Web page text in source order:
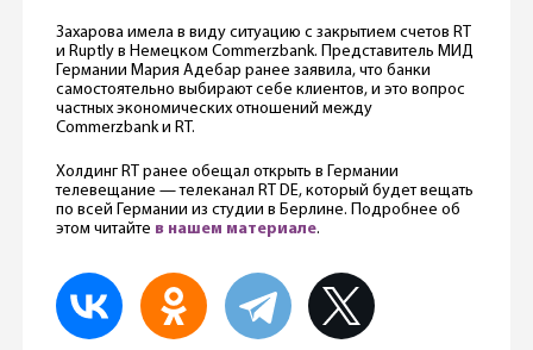
Захарова имела в виду ситуацию с закрытием счетов RT
и Ruptly в Немецком Commerzbank. Представитель МИД
Германии Мария Адебар ранее заявила, что банки
самостоятельно выбирают себе клиентов, и это вопрос
частных экономических отношений между
Commerzbank и RT.
Холдинг RT ранее обещал открыть в Германии
телевещание — телеканал RT DE, который будет вещать
по всей Германии из студии в Берлине. Подробнее об
этом читайте в нашем материале.